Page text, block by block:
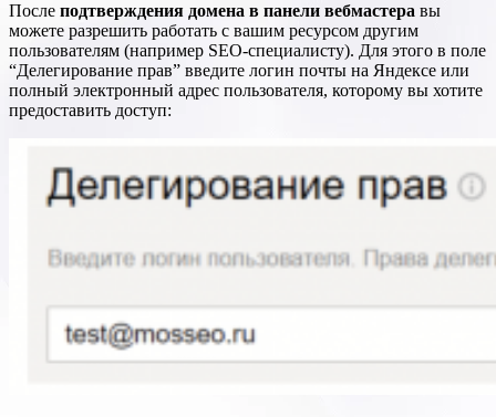
После подтверждения домена в панели вебмастера вы
можете разрешить работать с вашим ресурсом другим
пользователям (например SEO-специалисту). Для этого в поле
“Делегирование прав” введите логин почты на Яндексе или
полный электронный адрес пользователя, которому вы хотите
предоставить доступ: